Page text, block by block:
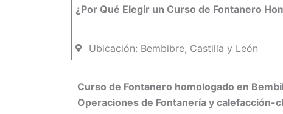
¿Por Qué Elegir un Curso de Fontanero
Ubicación: Bembibre, Castilla y León
Curso de Fontanero homologado en
Operaciones de Fontanería y calefacción-